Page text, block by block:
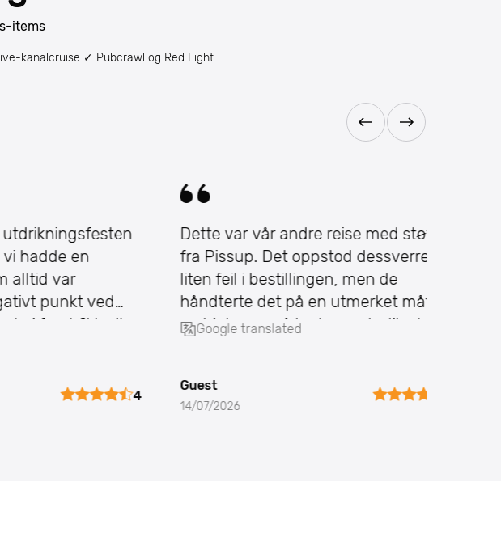
items
kanalcruise ✓ Pubcrawl og Red Light
en
var
ved
fikk vite
4
Dette var vår andre reise med støtte
fra Pissup. Det oppstod dessverre en
liten feil i bestillingen, men de
håndterte det på en utmerket måte
og hjalp oss på kort varsel, slik at
Google translated
14/07/2026
5